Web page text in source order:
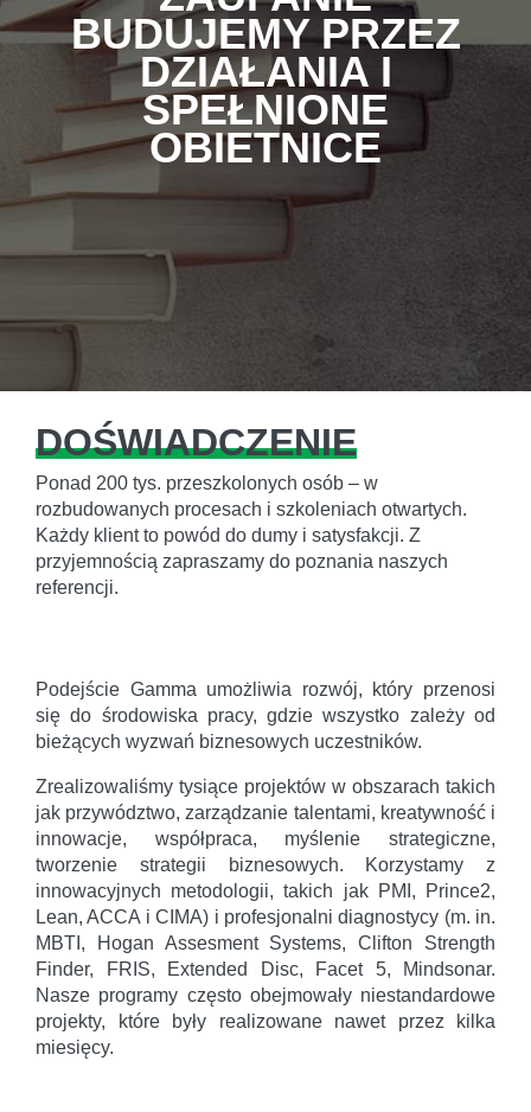
BUDUJEMY PRZEZ
DZIAŁANIA I
SPEŁNIONE
OBIETNICE
DOŚWIADCZENIE
Ponad 200 tys. przeszkolonych osób – w
rozbudowanych procesach i szkoleniach otwartych.
Każdy klient to powód do dumy i satysfakcji. Z
przyjemnością zapraszamy do poznania naszych
referencji.
Podejście Gamma umożliwia rozwój, który przenosi
się do środowiska pracy, gdzie wszystko zależy od
bieżących wyzwań biznesowych uczestników.
Zrealizowaliśmy tysiące projektów w obszarach takich
jak przywództwo, zarządzanie talentami, kreatywność i
innowacje, współpraca, myślenie strategiczne,
tworzenie strategii biznesowych. Korzystamy z
innowacyjnych metodologii, takich jak PMI, Prince2,
Lean, ACCA i CIMA) i profesjonalni diagnostycy (m. in.
MBTI, Hogan Assesment Systems, Clifton Strength
Finder, FRIS, Extended Disc, Facet 5, Mindsonar.
Nasze programy często obejmowały niestandardowe
projekty, które były realizowane nawet przez kilka
miesięcy.